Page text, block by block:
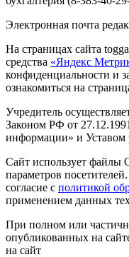
Электронная почта
На страницах сайта
средства «Яндекс
конфиденциальности и
ознакомиться на
Учредитель
Законом РФ от
информации» и Уставом
Сайт использует файлы
параметров
согласие с политикой
применением данных
При полном или
опубликованных на
на сайт